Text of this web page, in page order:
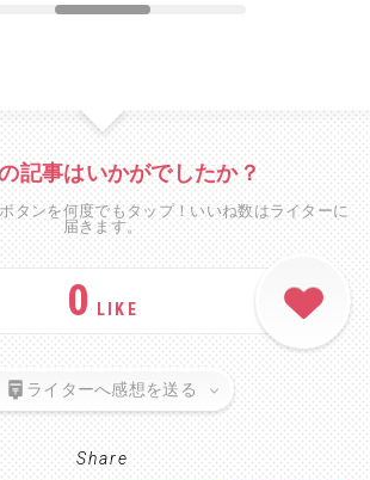
記事はいかがでしたか？
タンを何度でもタップ！いいね数はライターに
届きます。
0 LIKE
ライターへ感想を送る
Share